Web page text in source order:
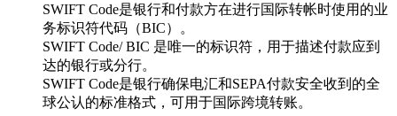
SWIFT Code是银行和付款方在进行国际转帐时使用的业
务标识符代码（BIC）。
SWIFT Code/ BIC 是唯一的标识符，用于描述付款应到
达的银行或分行。
SWIFT Code是银行确保电汇和SEPA付款安全收到的全
球公认的标准格式，可用于国际跨境转账。